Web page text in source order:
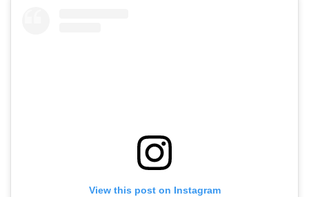
View this post on Instagram